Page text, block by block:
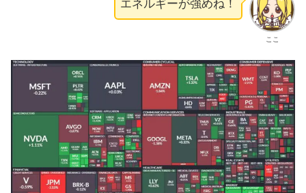
ここ
エネルギーが強めね！